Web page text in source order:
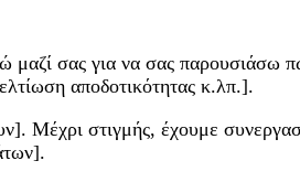
σας για να σας παρουσιάσω
αποδοτικότητας κ.λπ.].
Μέχρι στιγμής, έχουμε